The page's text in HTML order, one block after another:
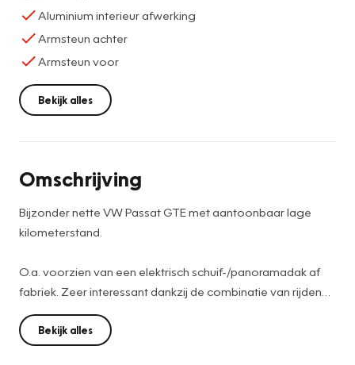
Aluminium interieur afwerking
Armsteun achter
Armsteun voor
Bekijk alles
Omschrijving
Bijzonder nette VW Passat GTE met aantoonbaar lage
kilometerstand.
O.a. voorzien van een elektrisch schuif-/panoramadak af
fabriek. Zeer interessant dankzij de combinatie van rijden
op benzine en elektrisch.
Financial Lease is mogelijk , vraagt u naar de
Bekijk alles